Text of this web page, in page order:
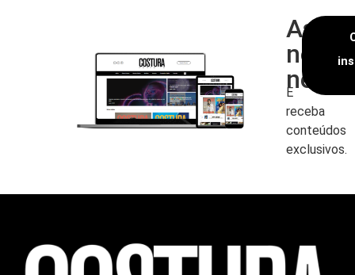
nossa
E
receba
conteúdos
exclusivos.